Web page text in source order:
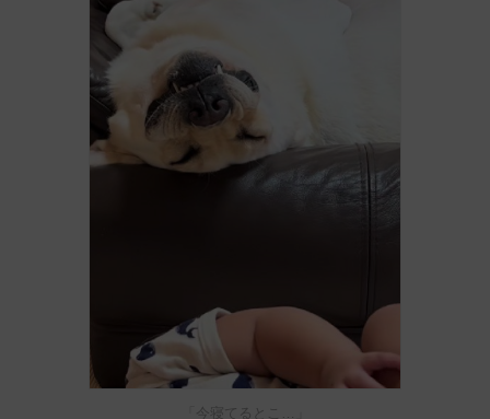
「今寝てるとこ…」